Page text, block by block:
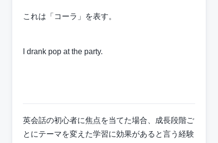
これは「コーラ」を表す。
I drank pop at the party.
英会話の初心者に焦点を当てた場合、成長段階ご
とにテーマを変えた学習に効果があると言う経験